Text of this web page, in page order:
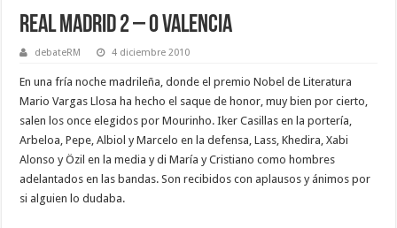
Real Madrid 2 – 0 Valencia
debateRM 4 diciembre 2010
En una fría noche madrileña, donde el premio Nobel de Literatura
Mario Vargas Llosa ha hecho el saque de honor, muy bien por cierto,
salen los once elegidos por Mourinho. Iker Casillas en la portería,
Arbeloa, Pepe, Albiol y Marcelo en la defensa, Lass, Khedira, Xabi
Alonso y Özil en la media y di María y Cristiano como hombres
adelantados en las bandas. Son recibidos con aplausos y ánimos por
si alguien lo dudaba.